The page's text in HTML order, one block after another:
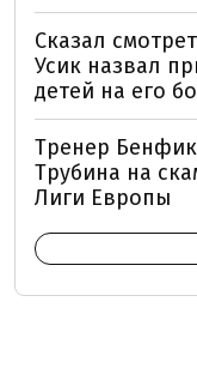
Сказал
Усик назвал
детей на его
Тренер
Трубина на
Лиги Европы